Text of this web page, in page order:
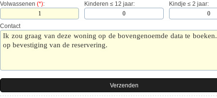
Volwassenen (*): Kinderen ≤ 12 jaar: Kindje ≤ 2 jaar:
Contact